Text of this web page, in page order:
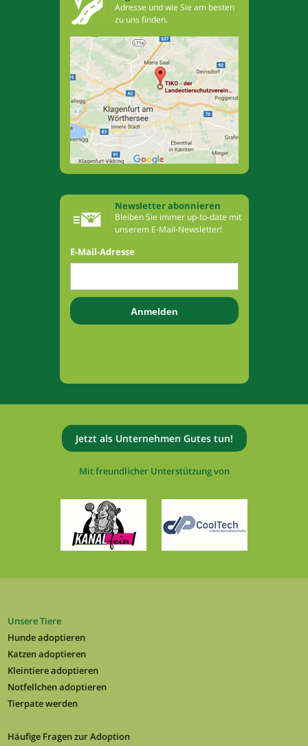
Adresse und wie Sie am besten
zu uns finden.
Newsletter abonnieren
Bleiben Sie immer up-to-date mit
unserem E-Mail-Newsletter!
E-Mail-Adresse
Jetzt als Unternehmen Gutes tun!
Mit freundlicher Unterstützung von
Unsere Tiere
Hunde adoptieren
Katzen adoptieren
Kleintiere adoptieren
Notfellchen adoptieren
Tierpate werden
Häufige Fragen zur Adoption